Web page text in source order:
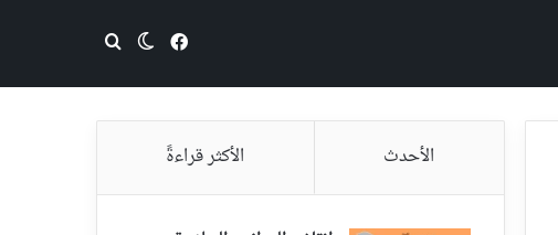
فيسبوكالوضع المظلم
بحث عن
الأحدث الأكثر قراءةً